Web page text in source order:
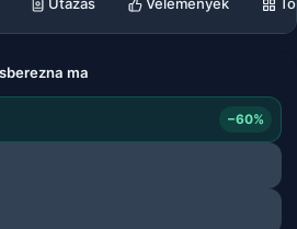
ma
−60%